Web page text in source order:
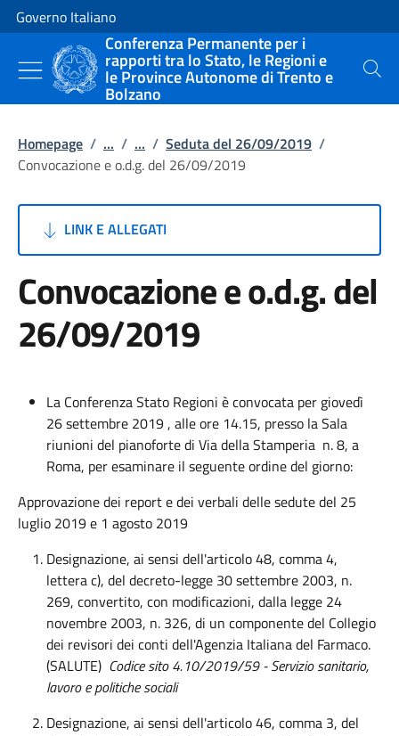
Vai al contenuto
Vai alla navigazione del sito
Governo Italiano
Conferenza Permanente per i
rapporti tra lo Stato, le Regioni e
le Province Autonome di Trento e
Bolzano
Cerca
Homepage / ... / ... / Seduta del 26/09/2019 /
Convocazione e o.d.g. del 26/09/2019
LINK E ALLEGATI
Convocazione e o.d.g. del
26/09/2019
La Conferenza Stato Regioni è convocata per giovedì
26 settembre 2019 , alle ore 14.15, presso la Sala
riunioni del pianoforte di Via della Stamperia n. 8, a
Roma, per esaminare il seguente ordine del giorno:
Approvazione dei report e dei verbali delle sedute del 25
luglio 2019 e 1 agosto 2019
Designazione, ai sensi dell'articolo 48, comma 4,
lettera c), del decreto-legge 30 settembre 2003, n.
269, convertito, con modificazioni, dalla legge 24
novembre 2003, n. 326, di un componente del Collegio
dei revisori dei conti dell'Agenzia Italiana del Farmaco.
(SALUTE) Codice sito 4.10/2019/59 - Servizio sanitario,
lavoro e politiche sociali
Designazione, ai sensi dell'articolo 46, comma 3, del